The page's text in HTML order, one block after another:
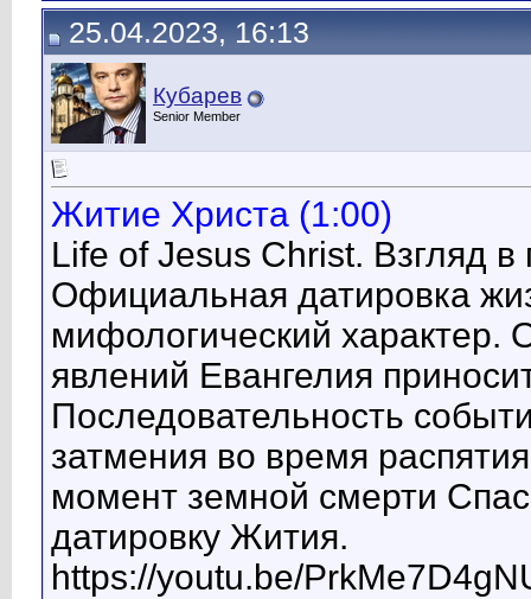
25.04.2023, 16:13
Кубарев
Senior Member
Житие Христа (1:00)
Life of Jesus Christ. Взгляд
Официальная датировка
мифологический характер.
явлений Евангелия
Последовательность
затмения во время
момент земной смерти
датировку Жития.
https://youtu.be/